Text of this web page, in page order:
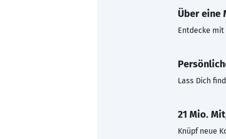
Über eine
Entdecke mit
Lass Dich
21 Mio.
Knüpf neue